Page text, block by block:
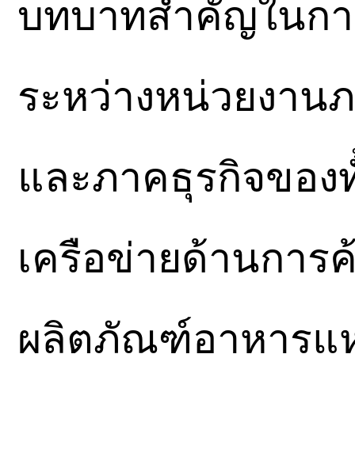
บทบาทสำคัญในก
ระหว่างหน่วยงาน
และภาคธุรกิจของ
เครือข่ายด้านกา
ผลิตภัณฑ์อาหารแ